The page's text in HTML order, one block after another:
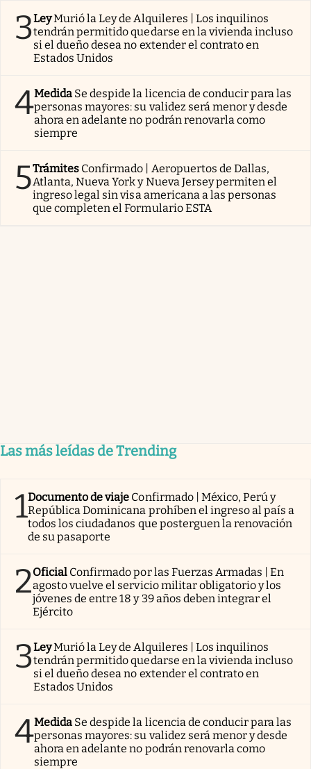
3LeyMurió la Ley de Alquileres | Los inquilinos
tendrán permitido quedarse en la vivienda incluso
si el dueño desea no extender el contrato en
Estados Unidos
4Medida Se despide la licencia de conducir para las
personas mayores: su validez será menor y desde
ahora en adelante no podrán renovarla como
siempre
5Trámites Confirmado | Aeropuertos de Dallas,
Atlanta, Nueva York y Nueva Jersey permiten el
ingreso legal sin visa americana a las personas
que completen el Formulario ESTA
Las más leídas de Trending
1Documento de viaje Confirmado | México, Perú y
República Dominicana prohíben el ingreso al país a
todos los ciudadanos que posterguen la renovación
de su pasaporte
2Oficial Confirmado por las Fuerzas Armadas | En
agosto vuelve el servicio militar obligatorio y los
jóvenes de entre 18 y 39 años deben integrar el
Ejército
3LeyMurió la Ley de Alquileres | Los inquilinos
tendrán permitido quedarse en la vivienda incluso
si el dueño desea no extender el contrato en
Estados Unidos
4Medida Se despide la licencia de conducir para las
personas mayores: su validez será menor y desde
ahora en adelante no podrán renovarla como
siempre